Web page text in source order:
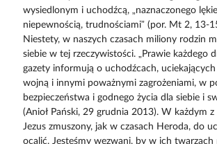
wysiedlonym i uchodźcą, „naznaczonego
niepewnością, trudnościami” (por. Mt 2, 13-
Niestety, w naszych czasach miliony rodzin
siebie w tej rzeczywistości. „Prawie każdego
gazety informują o uchodźcach, uciekających
wojną i innymi poważnymi zagrożeniami, w
bezpieczeństwa i godnego życia dla siebie i
(Anioł Pański, 29 grudnia 2013). W każdym
Jezus zmuszony, jak w czasach Heroda, do
ocalić. Jesteśmy wezwani, by w ich twarzach